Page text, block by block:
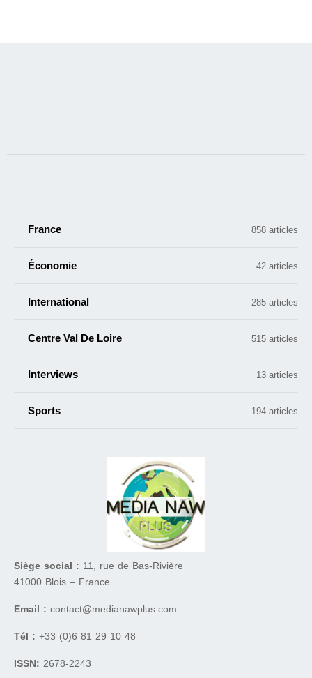
France 858 articles
Économie 42 articles
International 285 articles
Centre Val De Loire 515 articles
Interviews 13 articles
Sports 194 articles
Siège social : 11, rue de Bas-Rivière
41000 Blois – France
Email : contact@medianawplus.com
Tél : +33 (0)6 81 29 10 48
ISSN: 2678-2243